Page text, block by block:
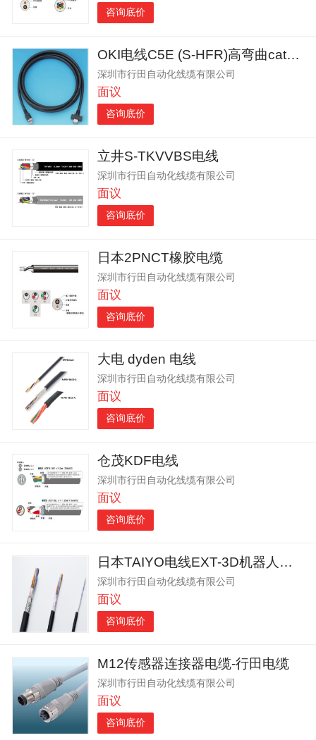
咨询底价
OKI电线C5E (S-HFR)高弯曲cat5e网线
深圳市行田自动化线缆有限公司
面议
咨询底价
立井S-TKVVBS电线
深圳市行田自动化线缆有限公司
面议
咨询底价
日本2PNCT橡胶电缆
深圳市行田自动化线缆有限公司
面议
咨询底价
大电 dyden 电线
深圳市行田自动化线缆有限公司
面议
咨询底价
仓茂KDF电线
深圳市行田自动化线缆有限公司
面议
咨询底价
日本TAIYO电线EXT-3D机器人手臂电缆
深圳市行田自动化线缆有限公司
面议
咨询底价
M12传感器连接器电缆-行田电缆
深圳市行田自动化线缆有限公司
面议
咨询底价